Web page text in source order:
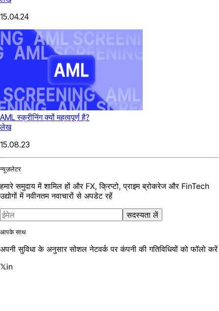
15.04.24
AML स्क्रीनिंग क्यों महत्वपूर्ण है?
लेख
15.08.23
न्यूज़लेटर
हमारे समुदाय में शामिल हों और FX, क्रिप्टो, प्राइम ब्रोकरेज और FinTech
उद्योगों में नवीनतम नवाचारों से अपडेट रहें
सदस्यता लें
आपके साथ
अपनी सुविधा के अनुसार सोशल नेटवर्क पर कंपनी की गतिविधियों को फॉलो करें
𝕏in